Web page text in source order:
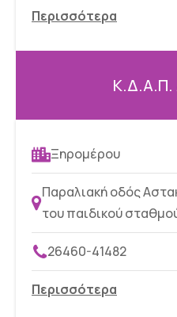
Περισσότερα
Κ.Δ.Α.Π.
Ξηρομέρου
Παραλιακή οδός
του παιδικού
26460-41482
Περισσότερα